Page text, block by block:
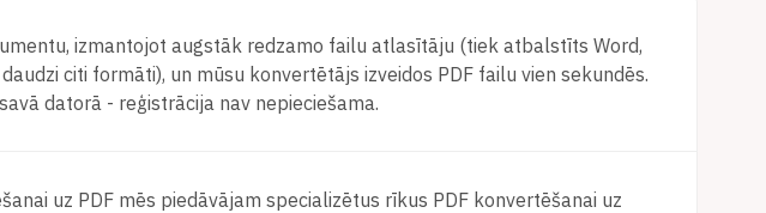
izmantojot augstāk redzamo failu atlasītāju (tiek atbalstīts Word,
citi formāti), un mūsu konvertētājs izveidos PDF failu vien sekundēs.
datorā - reģistrācija nav nepieciešama.
uz PDF mēs piedāvājam specializētus rīkus PDF konvertēšanai uz